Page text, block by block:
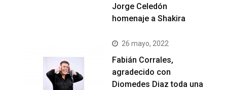
Jorge Celedón
homenaje a Shakira
26 mayo, 2022
Fabián Corrales,
agradecido con
Diomedes Diaz toda una